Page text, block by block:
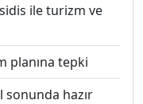
ile turizm ve
planına tepki
sonunda hazır